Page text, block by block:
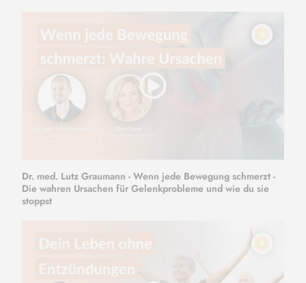
Dr. med. Lutz Graumann - Wenn jede Bewegung schmerzt -
Die wahren Ursachen für Gelenkprobleme und wie du sie
stoppst